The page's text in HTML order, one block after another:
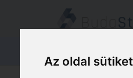
Az oldal